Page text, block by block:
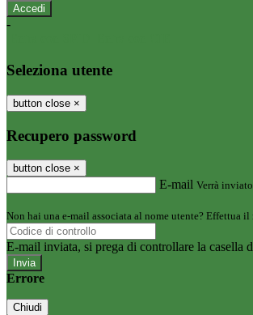
-
Seleziona utente
button close ×
Recupero password
button close ×
E-mail Verrà
Non hai una e-mail associata al nome utente? Effettua
E-mail inviata, si prega di controllare la casella
Errore
Chiudi